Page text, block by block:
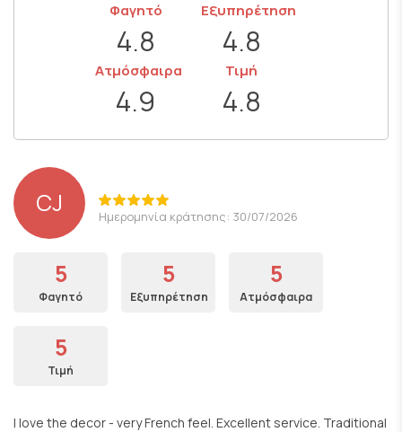
Φαγητό
4.8
Εξυπηρέτηση
4.8
Ατμόσφαιρα
4.9
Τιμή
4.8
CJ Ημερομηνία κράτησης: 30/07/2026
5
Φαγητό
5
Εξυπηρέτηση
5
Ατμόσφαιρα
5
Τιμή
I love the decor - very French feel. Excellent service. Traditional